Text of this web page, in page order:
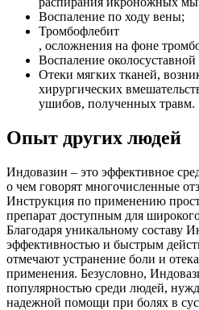
Воспаление по ходу вены;
Тромбофлебит
, осложнения на фоне
Воспаление
Отеки мягких тканей,
хирургических
ушибов, полученных травм.
Опыт других людей
Индовазин – это эффективное
о чем говорят многочисленные
Инструкция по применению
препарат доступным для
Благодаря уникальному составу
эффективностью и быстрым
отмечают устранение боли и
применения. Безусловно,
популярностью среди людей,
надежной помощи при болях в